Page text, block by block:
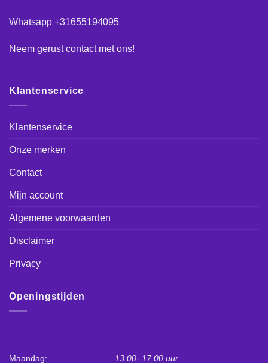
Whatsapp +31655194095
Neem gerustcontactmet ons!
Klantenservice
Klantenservice
Onze merken
Contact
Mijn account
Algemene voorwaarden
Disclaimer
Privacy
Openingstijden
Maandag: 13.00- 17.00 uur